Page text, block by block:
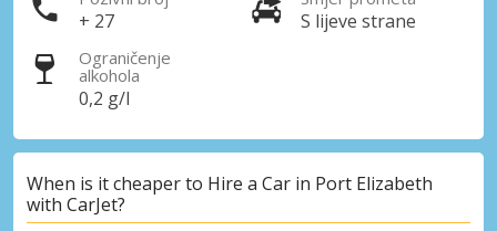
+ 27 S lijeve strane
Ograničenje
alkohola
0,2 g/l
When is it cheaper to Hire a Car in Port Elizabeth
with CarJet?